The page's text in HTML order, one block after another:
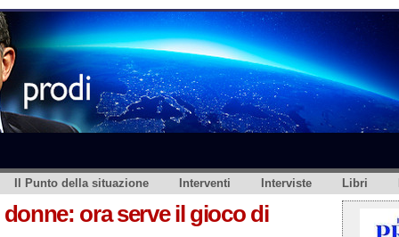
Il Punto della situazione Interventi Interviste Libri
ora serve il gioco di